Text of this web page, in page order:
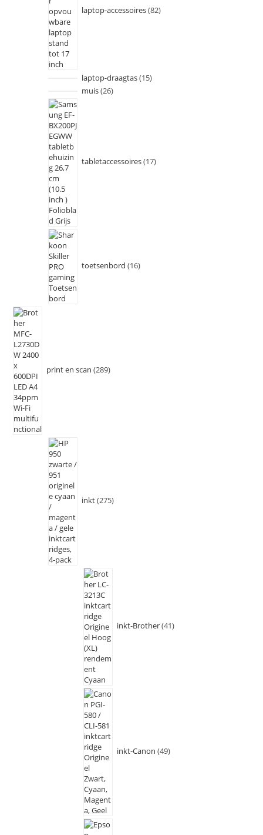
laptop-accessoires 82
laptop-draagtas 15
muis 26
tabletaccessoires 17
toetsenbord 16
print en scan 289
inkt 275
inkt-Brother 41
inkt-Canon 49